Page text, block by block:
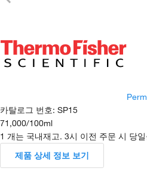
카탈로그 번호: SP15
71,000/100ml
1 개는 국내재고. 3시 이전 주문 시 당
제품 상세 정보 보기